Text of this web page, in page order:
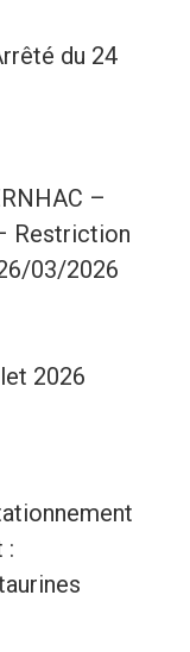
du 24
–
Restriction
03/2026
2026
: